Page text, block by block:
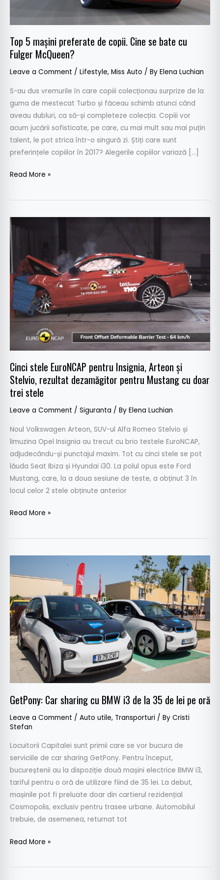
Top 5 mașini preferate de copii. Cine se bate cu
Fulger McQueen?
Leave a Comment / Lifestyle, Miss Auto / By Elena Luchian
S-au dus vremurile în care copiii colecționau surprize de la
guma de mestecat Turbo și făceau schimb atunci când
aveau dubluri, ca să-și completeze colecția. Copiii vor
acum jucării sofisticate, pe care, cu mai mult sau mai puțin
talent, le pot strica într-o singură zi. Știți care sunt
preferințele copiilor în 2017? Alegerile copiilor variază […]
Fulger
McQueen?
Read More »
Cinci stele EuroNCAP pentru Insignia, Arteon și
Stelvio, rezultat dezamăgitor pentru Mustang cu doar
trei stele
Leave a Comment / Siguranta / By Elena Luchian
Noul Volkswagen Arteon, SUV-ul Alfa Romeo Stelvio și
limuzina Opel Insignia au trecut cu brio testele EuroNCAP,
adjudecându-și punctajul maxim. Tot cu cinci stele se pot
lăuda Seat Ibiza și Hyundai i30. La polul opus este Ford
Mustang, care, la a doua sesiune de teste, a obținut 3 în
locul celor 2 stele obținute anterior
Cinci
stele
EuroNCAP
pentru
Insignia,
Arteon
și
Stelvio,
rezultat
dezamăgitor
cu
doar
trei
stele
Read More »
GetPony: Car sharing cu BMW i3 de la 35 de lei pe oră
Leave a Comment / Auto utile, Transporturi / By Cristi
Stefan
Locuitorii Capitalei sunt primii care se vor bucura de
serviciile de car sharing GetPony. Pentru început,
bucureștenii au la dispoziție două mașini electrice BMW i3,
tariful pentru o oră de utilizare fiind de 35 lei. La debut,
mașinile pot fi preluate doar din cartierul rezidențial
Cosmopolis, exclusiv pentru trasee urbane. Automobilul
trebuie, de asemenea, returnat tot
Car
cu
BMW
i3
de
de
lei
pe
Read More »